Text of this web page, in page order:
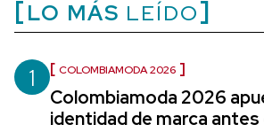
LO MÁS LEÍDO
1 COLOMBIAMODA 2026
Colombiamoda 2026
identidad de marca antes